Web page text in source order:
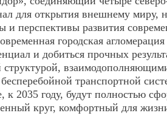
для открытия внешнему миру,
и перспективы развития
городская
и добиться прочных
структурой,
транспортной
2035 году, будут полностью
круг, комфортный для